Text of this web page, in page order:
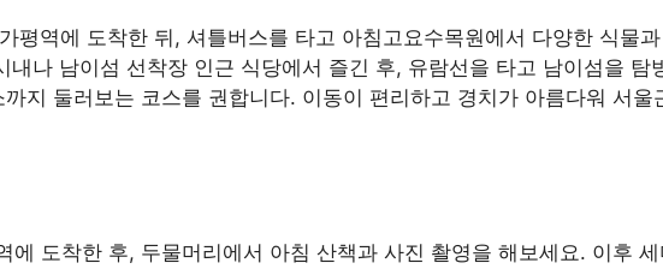
평역에 도착한 뒤, 셔틀버스를 타고 아침고요수목원에서 다양한 식물
내나 남이섬 선착장 인근 식당에서 즐긴 후, 유람선을 타고 남이섬을 탐
지 둘러보는 코스를 권합니다. 이동이 편리하고 경치가 아름다워 서울
에 도착한 후, 두물머리에서 아침 산책과 사진 촬영을 해보세요. 이후